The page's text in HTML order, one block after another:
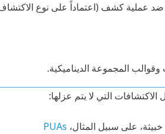
المجموعة الديناميكية.
التي لا يتم عزلها:
على سبيل المثال، PUAs